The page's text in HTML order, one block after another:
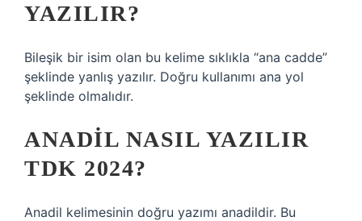
YAZILIR?
Bileşik bir isim olan bu kelime sıklıkla “ana cadde”
şeklinde yanlış yazılır. Doğru kullanımı ana yol
şeklinde olmalıdır.
ANADIL NASIL YAZILIR
TDK 2024?
Anadil kelimesinin doğru yazımı anadildir. Bu